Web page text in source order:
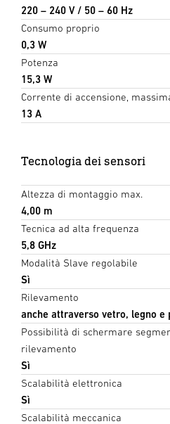
220 – 240 V / 50 – 60 Hz
Consumo proprio
0,3 W
Potenza
15,3 W
Corrente di accensione,
13 A
Tecnologia dei sensori
Altezza di montaggio max.
4,00 m
Tecnica ad alta frequenza
5,8 GHz
Modalità Slave regolabile
Sì
Rilevamento
anche attraverso vetro, legno
Possibilità di schermare
rilevamento
Sì
Scalabilità elettronica
Sì
Scalabilità meccanica